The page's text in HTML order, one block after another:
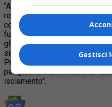
“Adesso è tempo di dialogo –
regionale Morgando e quello
confronto: è un dovere per tutti
futuro di questa Valle. Ora è
gli impegni presi, investendo
siglata nel 2008, e finanziando
Provincia sulla Val di Susa.
per garantire al territorio un
isolamento”.
Gestisci